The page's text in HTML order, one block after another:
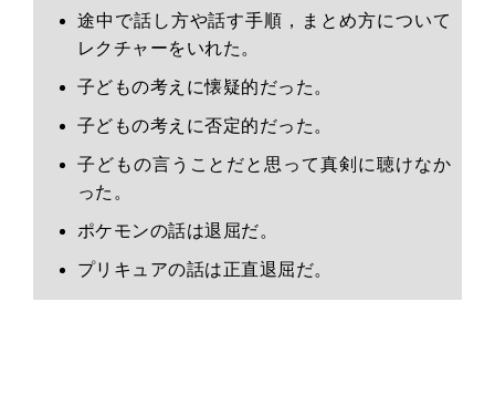
途中で話し方や話す手順，まとめ方について
レクチャーをいれた。
子どもの考えに懐疑的だった。
子どもの考えに否定的だった。
子どもの言うことだと思って真剣に聴けなか
った。
ポケモンの話は退屈だ。
プリキュアの話は正直退屈だ。